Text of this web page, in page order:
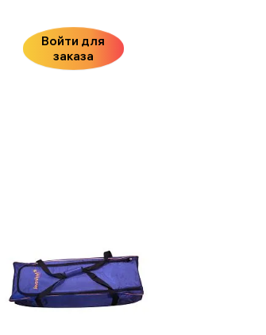
Войти для
заказа